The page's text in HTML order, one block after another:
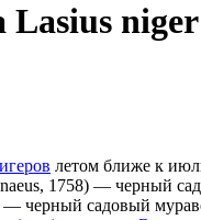
Lasius
летом ближе к
1758) — черный
— черный садовый